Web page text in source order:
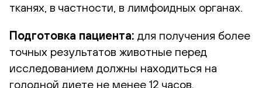
тканях, в частности, в лимфоидных органах.
Подготовка пациента: для получения более
точных результатов животные перед
исследованием должны находиться на
голодной диете не менее 12 часов.